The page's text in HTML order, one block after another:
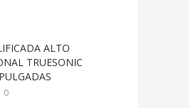
ALTO
TRUESONIC
0